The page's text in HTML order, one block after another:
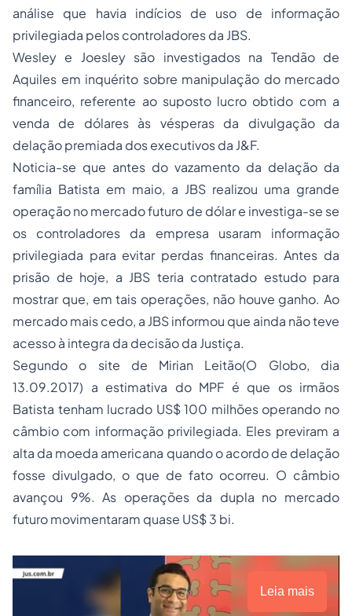
análise que havia indícios de uso de informação
privilegiada pelos controladores da JBS.
Wesley e Joesley são investigados na Tendão de
Aquiles em inquérito sobre manipulação do mercado
financeiro, referente ao suposto lucro obtido com a
venda de dólares às vésperas da divulgação da
delação premiada dos executivos da J&F.
Noticia-se que antes do vazamento da delação da
família Batista em maio, a JBS realizou uma grande
operação no mercado futuro de dólar e investiga-se se
os controladores da empresa usaram informação
privilegiada para evitar perdas financeiras. Antes da
prisão de hoje, a JBS teria contratado estudo para
mostrar que, em tais operações, não houve ganho. Ao
mercado mais cedo, a JBS informou que ainda não teve
acesso à integra da decisão da Justiça.
Segundo o site de Mirian Leitão(O Globo, dia
13.09.2017) a estimativa do MPF é que os irmãos
Batista tenham lucrado US$ 100 milhões operando no
câmbio com informação privilegiada. Eles previram a
alta da moeda americana quando o acordo de delação
fosse divulgado, o que de fato ocorreu. O câmbio
avançou 9%. As operações da dupla no mercado
futuro movimentaram quase US$ 3 bi.
Leia mais